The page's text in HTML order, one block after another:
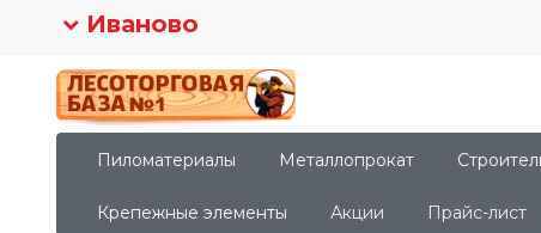
Иваново
Пиломатериалы Металлопрокат
Крепежные элементы Акции Прайс-лист